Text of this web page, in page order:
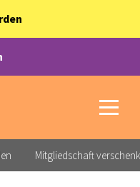
Mitgliedschaft